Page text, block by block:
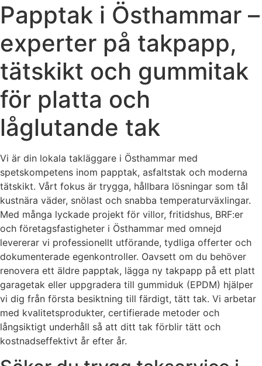
Papptak i Östhammar –
experter på takpapp,
tätskikt och gummitak
för platta och
låglutande tak
Vi är din lokala takläggare i Östhammar med
spetskompetens inom papptak, asfaltstak och moderna
tätskikt. Vårt fokus är trygga, hållbara lösningar som tål
kustnära väder, snölast och snabba temperaturväxlingar.
Med många lyckade projekt för villor, fritidshus, BRF:er
och företagsfastigheter i Östhammar med omnejd
levererar vi professionellt utförande, tydliga offerter och
dokumenterade egenkontroller. Oavsett om du behöver
renovera ett äldre papptak, lägga ny takpapp på ett platt
garagetak eller uppgradera till gummiduk (EPDM) hjälper
vi dig från första besiktning till färdigt, tätt tak. Vi arbetar
med kvalitetsprodukter, certifierade metoder och
långsiktigt underhåll så att ditt tak förblir tätt och
kostnadseffektivt år efter år.